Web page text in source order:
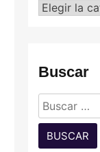
Categorías
Buscar
Buscar: